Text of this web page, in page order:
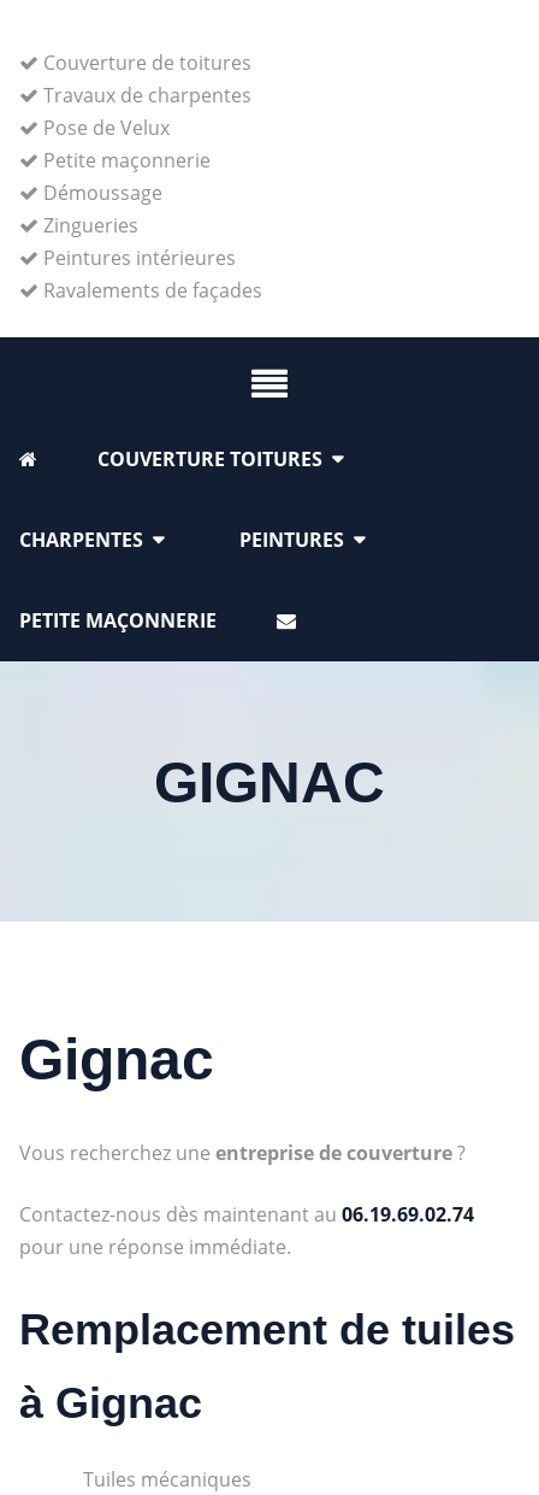
Couverture de toitures
Travaux de charpentes
Pose de Velux
Petite maçonnerie
Démoussage
Zingueries
Peintures intérieures
Ravalements de façades
COUVERTURE TOITURES
CHARPENTES PEINTURES
PETITE MAÇONNERIE
GIGNAC
Gignac
Vous recherchez une entreprise de couverture?
Contactez-nous dès maintenant au 06.19.69.02.74
pour une réponse immédiate.
Remplacement de tuiles
à Gignac
Tuiles mécaniques